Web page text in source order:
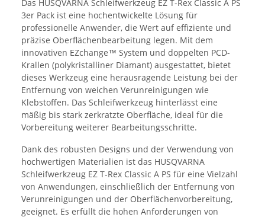
Das HUSQVARNA Schleifwerkzeug EZ T-Rex Classic A PS
3er Pack ist eine hochentwickelte Lösung für
professionelle Anwender, die Wert auf effiziente und
präzise Oberflächenbearbeitung legen. Mit dem
innovativen EZchange™ System und doppelten PCD-
Krallen (polykristalliner Diamant) ausgestattet, bietet
dieses Werkzeug eine herausragende Leistung bei der
Entfernung von weichen Verunreinigungen wie
Klebstoffen. Das Schleifwerkzeug hinterlässt eine
mäßig bis stark zerkratzte Oberfläche, ideal für die
Vorbereitung weiterer Bearbeitungsschritte.
Dank des robusten Designs und der Verwendung von
hochwertigen Materialien ist das HUSQVARNA
Schleifwerkzeug EZ T-Rex Classic A PS für eine Vielzahl
von Anwendungen, einschließlich der Entfernung von
Verunreinigungen und der Oberflächenvorbereitung,
geeignet. Es erfüllt die hohen Anforderungen von